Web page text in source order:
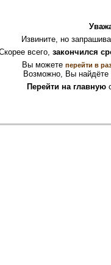
Извините, но
всего, закончился
Вы можете перейти в
Возможно, Вы найдёте
Перейти на главную